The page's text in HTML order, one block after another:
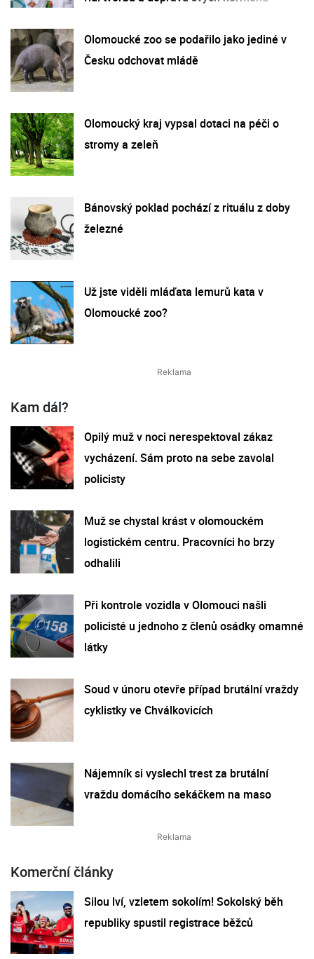
Olomoucké zoo se podařilo jako jediné v
Česku odchovat mládě
Olomoucký kraj vypsal dotaci na péči o
stromy a zeleň
Bánovský poklad pochází z rituálu z doby
železné
Už jste viděli mláďata lemurů kata v
Olomoucké zoo?
Kam dál?
Opilý muž v noci nerespektoval zákaz
vycházení. Sám proto na sebe zavolal
policisty
Muž se chystal krást v olomouckém
logistickém centru. Pracovníci ho brzy
odhalili
Při kontrole vozidla v Olomouci našli
policisté u jednoho z členů osádky omamné
látky
Soud v únoru otevře případ brutální vraždy
cyklistky ve Chválkovicích
Nájemník si vyslechl trest za brutální
vraždu domácího sekáčkem na maso
Komerční články
Silou lví, vzletem sokolím! Sokolský běh
republiky spustil registrace běžců